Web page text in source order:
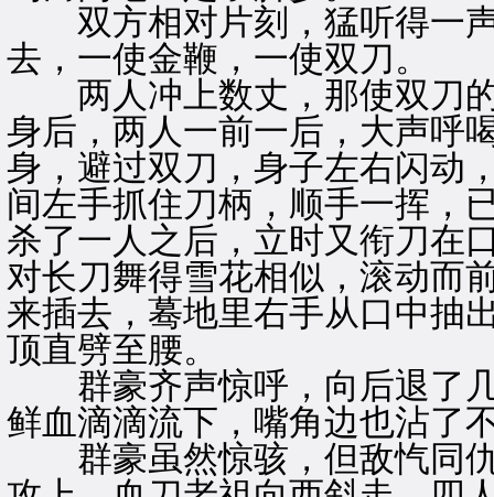
双方相对片刻，猛听得一声
去，一使金鞭，一使双刀。
两人冲上数丈，那使双刀的
身后，两人一前一后，大声呼
身，避过双刀，身子左右闪动
间左手抓住刀柄，顺手一挥，
杀了一人之后，立时又衔刀在
对长刀舞得雪花相似，滚动而
来插去，蓦地里右手从口中抽
顶直劈至腰。
群豪齐声惊呼，向后退了几
鲜血滴滴流下，嘴角边也沾了
群豪虽然惊骇，但敌忾同仇